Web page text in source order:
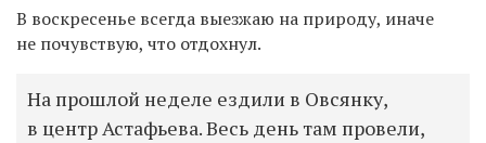
В воскресенье всегда выезжаю на природу, иначе
не почувствую, что отдохнул.
На прошлой неделе ездили в Овсянку,
в центр Астафьева. Весь день там провели,